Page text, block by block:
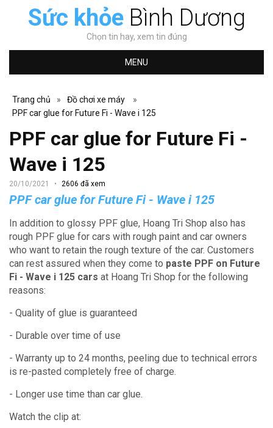
Sức khỏeBình Dương
Chọn tin hay, xem tin đúng
MENU
Trang chủ » Đồ chơi xe máy
»
PPF car glue for Future Fi - Wave i 125
PPF car glue for Future Fi -
Wave i 125
20/10/2021 2606 đã xem
PPF car glue for Future Fi - Wave i 125
In addition to glossy PPF glue, Hoang Tri Shop also has
rough PPF glue for cars with rough paint and car owners
who want to retain the rough texture of the car. Customers
can rest assured when they come to paste PPF on Future
Fi - Wave i 125 cars at Hoang Tri Shop for the following
reasons:
- Quality of glue is guaranteed
- Durable over time of use
- Warranty up to 24 months, peeling due to technical errors
is re-pasted completely free of charge.
- Longer use time than car glue.
Watch the clip at: